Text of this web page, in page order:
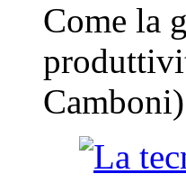
Come la
Camboni)